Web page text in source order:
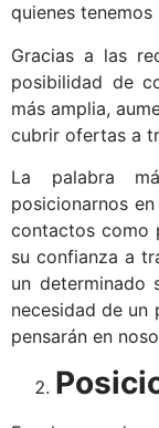
quienes
Gracias a las
posibilidad de
más amplia,
cubrir ofertas a
La palabra
posicionarnos
contactos como
su confianza a
un determinado
necesidad de un
pensarán en